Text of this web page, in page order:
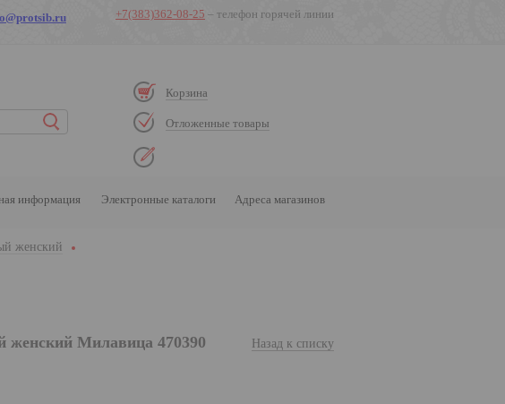
+7(383)362-08-25 – телефон горячей линии
Корзина
Отложенные товары
информация Электронные каталоги Адреса магазинов
женский
Назад к списку
женский Милавица 470390